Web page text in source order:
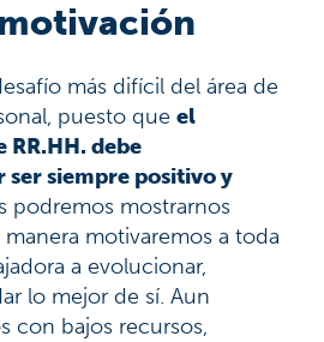
más difícil del área de
puesto que el
debe
ser siempre positivo y
podremos mostrarnos
motivaremos a toda
a evolucionar,
lo mejor de sí. Aun
con bajos recursos,